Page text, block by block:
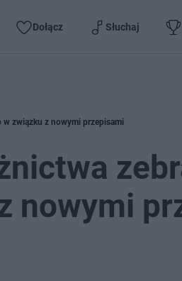
Dołącz Słuchaj
w związku z nowymi przepisami
nowymi